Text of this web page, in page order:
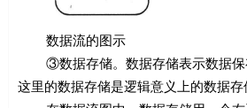
数据流的图示
③数据存储。数据存储表示数据保存
这里的数据存储是逻辑意义上的数据